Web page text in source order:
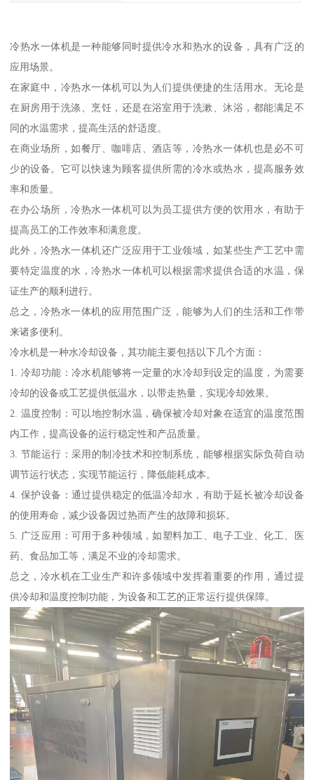
冷热水一体机是一种能够同时提供冷水和热水的设备，具有广泛的
应用场景。
在家庭中，冷热水一体机可以为人们提供便捷的生活用水。无论是
在厨房用于洗涤、烹饪，还是在浴室用于洗漱、沐浴，都能满足不
同的水温需求，提高生活的舒适度。
在商业场所，如餐厅、咖啡店、酒店等，冷热水一体机也是必不可
少的设备。它可以快速为顾客提供所需的冷水或热水，提高服务效
率和质量。
在办公场所，冷热水一体机可以为员工提供方便的饮用水，有助于
提高员工的工作效率和满意度。
此外，冷热水一体机还广泛应用于工业领域，如某些生产工艺中需
要特定温度的水，冷热水一体机可以根据需求提供合适的水温，保
证生产的顺利进行。
总之，冷热水一体机的应用范围广泛，能够为人们的生活和工作带
来诸多便利。
冷水机是一种水冷却设备，其功能主要包括以下几个方面：
1. 冷却功能：冷水机能够将一定量的水冷却到设定的温度，为需要
冷却的设备或工艺提供低温水，以带走热量，实现冷却效果。
2. 温度控制：可以地控制水温，确保被冷却对象在适宜的温度范围
内工作，提高设备的运行稳定性和产品质量。
3. 节能运行：采用的制冷技术和控制系统，能够根据实际负荷自动
调节运行状态，实现节能运行，降低能耗成本。
4. 保护设备：通过提供稳定的低温冷却水，有助于延长被冷却设备
的使用寿命，减少设备因过热而产生的故障和损坏。
5. 广泛应用：可用于多种领域，如塑料加工、电子工业、化工、医
药、食品加工等，满足不业的冷却需求。
总之，冷水机在工业生产和许多领域中发挥着重要的作用，通过提
供冷却和温度控制功能，为设备和工艺的正常运行提供保障。